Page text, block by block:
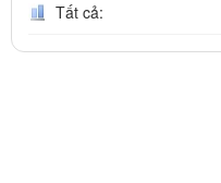
Tất cả: